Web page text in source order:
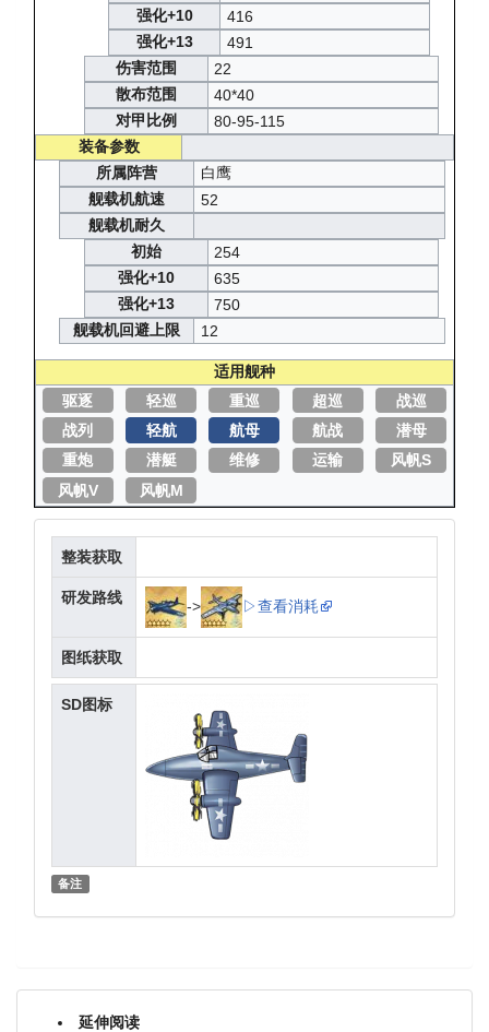
强化+10
416
强化+13
491
伤害范围
22
散布范围
40*40
对甲比例
80-95-115
装备参数
所属阵营
白鹰
舰载机航速
52
舰载机耐久
初始
254
强化+10
635
强化+13
750
舰载机回避上限
12
适用舰种
驱逐
轻巡 重巡 超巡
战巡
战列
轻航 航母 航战
潜母
重炮
潜艇 维修 运输
风帆S
风帆V
风帆M
整装获取
研发路线 -> ▷查看消耗
图纸获取
SD图标
备注
延伸阅读